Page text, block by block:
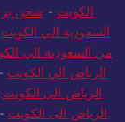
الكويت - شحن
السعودية الي الكويت
من السعودية الي
الرياض الي الكويت -
الرياض الى الكويت
الرياض الى الكويت -